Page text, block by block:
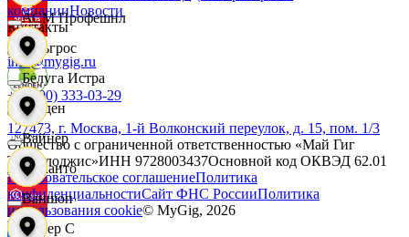
Зельгрос
Зенден
Инканто
Интер С
АСМ Профешнл
Белуга Истра
Вайнер
Ваншоп
компанииНовости
Контакты
info@mygig.ru
+8 (800) 333-03-29
127473, г. Москва, 1-й Волконский переулок, д. 15, пом. 1/3
Общество с ограниченной ответственностью «Май Гиг
Технолоджис»ИНН 9728003437Основной код ОКВЭД 62.01
Пользовательское соглашениеПолитика
конфиденциальностиСайт ФНС РоссииПолитика
использования cookie© MyGig, 2026